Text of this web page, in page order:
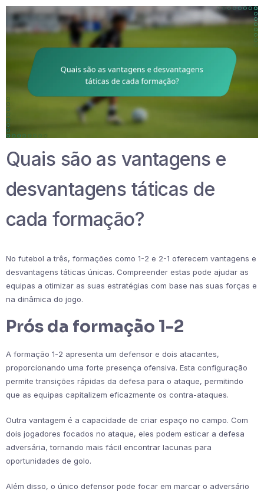
Quais são as vantagens e
desvantagens táticas de
cada formação?
No futebol a três, formações como 1-2 e 2-1 oferecem vantagens e
desvantagens táticas únicas. Compreender estas pode ajudar as
equipas a otimizar as suas estratégias com base nas suas forças e
na dinâmica do jogo.
Prós da formação 1-2
A formação 1-2 apresenta um defensor e dois atacantes,
proporcionando uma forte presença ofensiva. Esta configuração
permite transições rápidas da defesa para o ataque, permitindo
que as equipas capitalizem eficazmente os contra-ataques.
Outra vantagem é a capacidade de criar espaço no campo. Com
dois jogadores focados no ataque, eles podem esticar a defesa
adversária, tornando mais fácil encontrar lacunas para
oportunidades de golo.
Além disso, o único defensor pode focar em marcar o adversário